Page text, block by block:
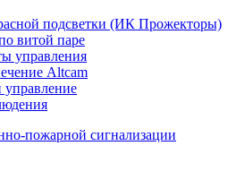
подсветки (ИК Прожекторы)
витой паре
управления
Altcam
пожарной сигнализации